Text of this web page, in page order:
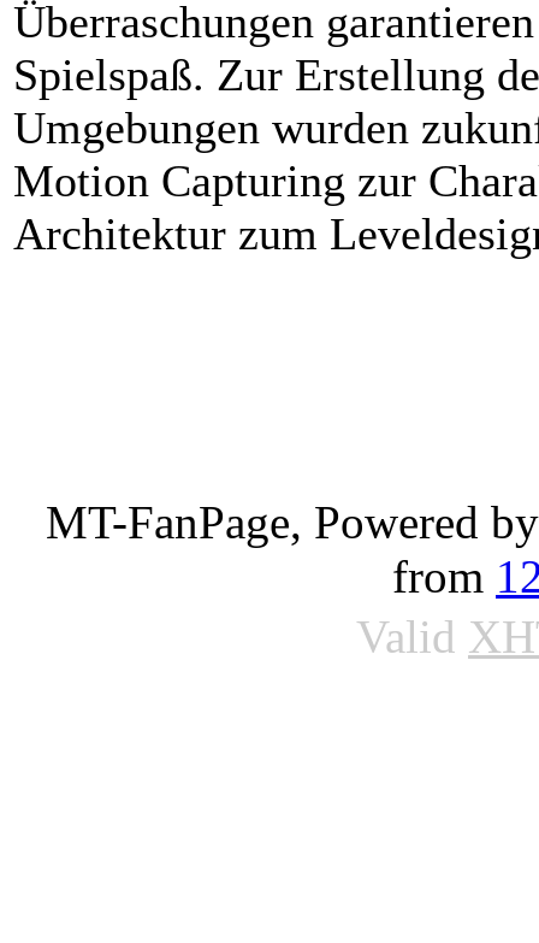
Überraschungen
Spielspaß. Zur Erstellung
Umgebungen wurden
Motion Capturing zur
Architektur zum
MT-FanPage, Powered
from
Valid